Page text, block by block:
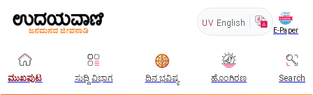
UV English
E-Paper
ಮುಖಪುಟ ಸುದ್ದಿ ವಿಭಾಗ ದಿನ ಭವಿಷ್ಯ ಹೊಂಗಿರಣ Search